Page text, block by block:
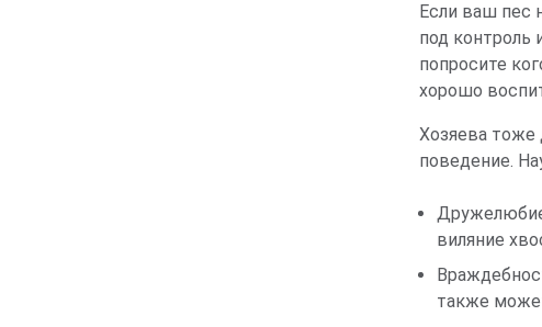
Если ваш пес
под контроль
попросите
хорошо
Хозяева
поведение.
Дружелюбие
виляние
также